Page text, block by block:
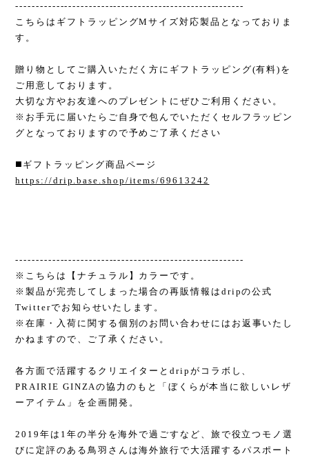
--------------------------------------------------------
こちらはギフトラッピングMサイズ対応製品となっておりま
す。
贈り物としてご購入いただく方にギフトラッピング(有料)を
ご用意しております。
大切な方やお友達へのプレゼントにぜひご利用ください。
※お手元に届いたらご自身で包んでいただくセルフラッピン
グとなっておりますので予めご了承ください
◼️ギフトラッピング商品ページ
https://drip.base.shop/items/69613242
--------------------------------------------------------
※こちらは【ナチュラル】カラーです。
※製品が完売してしまった場合の再販情報はdripの公式
Twitterでお知らせいたします。
※在庫・入荷に関する個別のお問い合わせにはお返事いたし
かねますので、ご了承ください。
各方面で活躍するクリエイターとdripがコラボし、
PRAIRIE GINZAの協力のもと「ぼくらが本当に欲しいレザ
ーアイテム」を企画開発。
2019年は1年の半分を海外で過ごすなど、旅で役立つモノ選
びに定評のある鳥羽さんは海外旅行で大活躍するパスポート